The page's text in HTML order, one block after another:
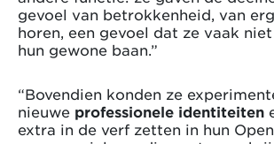
gevoel van betrokkenheid, van
horen, een gevoel dat ze vaak
hun gewone baan.”
“Bovendien konden ze
nieuwe professionele identiteiten
extra in de verf zetten in hun